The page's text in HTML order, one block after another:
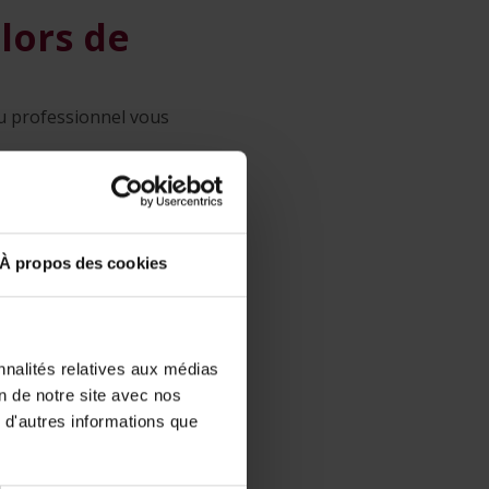
À propos des cookies
relatives aux médias
de notre site avec nos
informations que
de
professionnel vous
ou une nouvelle
véhicule et toutes
» ainsi que le
techniques